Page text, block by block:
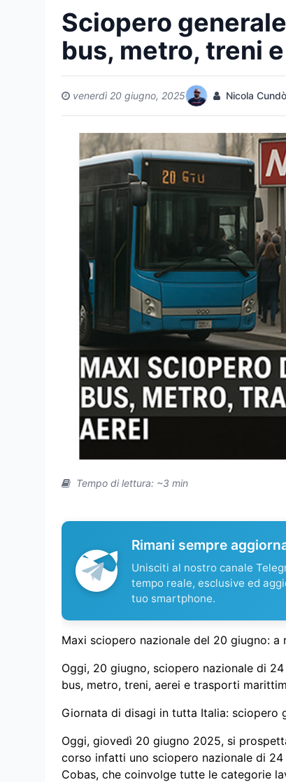
Sciopero
bus, metro, treni
venerdì 20 giugno, 2025 Nicola Cundò
Tempo di lettura: ~3 min
Rimani sempre
Unisciti al nostro canale
tempo reale, esclusive ed
tuo smartphone.
Maxi sciopero nazionale del 20 giugno:
Oggi, 20 giugno, sciopero nazionale di
bus, metro, treni, aerei e trasporti
Giornata di disagi in tutta Italia:
Oggi, giovedì 20 giugno 2025, si
corso infatti uno sciopero nazionale di
Cobas, che coinvolge tutte le categorie